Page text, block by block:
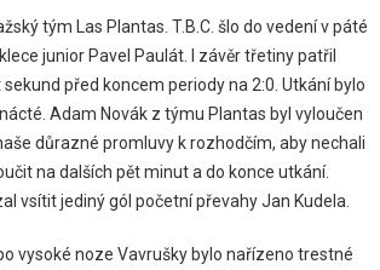
tým Las Plantas. T.B.C. šlo do vedení v páté
junior Pavel Paulát. I závěr třetiny patřil
před koncem periody na 2:0. Utkání bylo
Adam Novák z týmu Plantas byl vyloučen
důrazné promluvy k rozhodčím, aby nechali
na dalších pět minut a do konce utkání.
vsítit jediný gól početní převahy Jan Kudela.
vysoké noze Vavrušky bylo nařízeno trestné